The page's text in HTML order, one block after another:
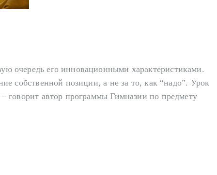
очередь его инновационными характеристиками.
собственной позиции, а не за то, как “надо”. Урок
говорит автор программы Гимназии по предмету